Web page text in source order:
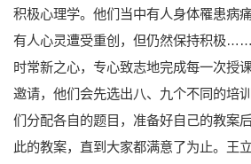
积极心理学。他们当中有人身体罹患病
有人心灵遭受重创，但仍然保持积极
时常新之心，专心致志地完成每一次授
邀请，他们会先选出八、九个不同的培
们分配各自的题目，准备好自己的教案
此的教案，直到大家都满意了为止。王